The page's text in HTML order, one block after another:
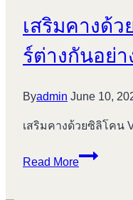
เสริมคางด้
ร์ต่างกันอย่า
Byadmin June 10,
เสริมคางด้วยซิลิโคน
Read More
เสริม